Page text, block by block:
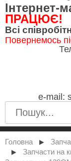
Інтернет-
ПРАЦЮЄ!
Всі
Повернемось
e-mail:
Головна ►
► Запчасти на